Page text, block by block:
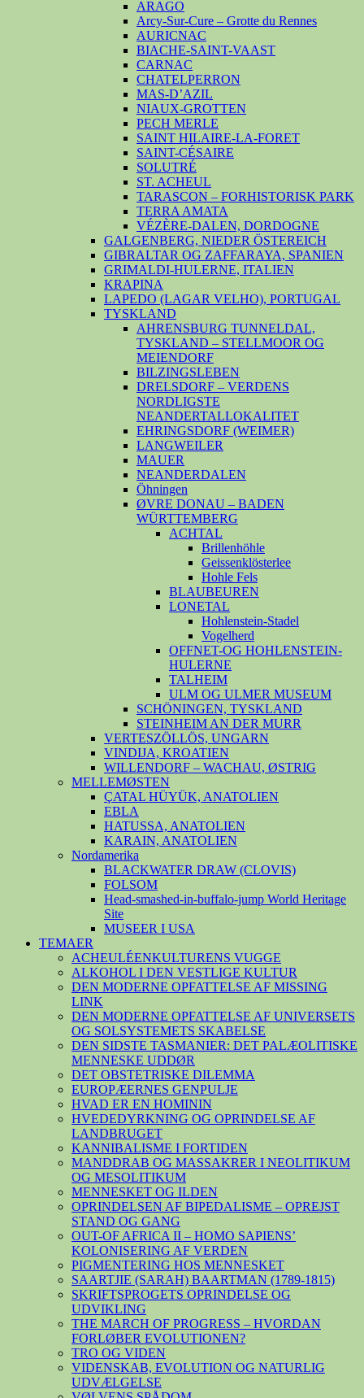
ARAGO
Arcy-Sur-Cure – Grotte du Rennes
AURICNAC
BIACHE-SAINT-VAAST
CARNAC
CHATELPERRON
MAS-D’AZIL
NIAUX-GROTTEN
PECH MERLE
SAINT HILAIRE-LA-FORET
SAINT-CÉSAIRE
SOLUTRÉ
ST. ACHEUL
TARASCON – FORHISTORISK PARK
TERRA AMATA
VÉZÈRE-DALEN, DORDOGNE
GALGENBERG, NIEDER ÖSTEREICH
GIBRALTAR OG ZAFFARAYA, SPANIEN
GRIMALDI-HULERNE, ITALIEN
KRAPINA
LAPEDO (LAGAR VELHO), PORTUGAL
TYSKLAND
AHRENSBURG TUNNELDAL,
TYSKLAND – STELLMOOR OG
MEIENDORF
BILZINGSLEBEN
DRELSDORF – VERDENS
NORDLIGSTE
NEANDERTALLOKALITET
EHRINGSDORF (WEIMER)
LANGWEILER
MAUER
NEANDERDALEN
Öhningen
ØVRE DONAU – BADEN
WÜRTTEMBERG
ACHTAL
Brillenhöhle
Geissenklösterlee
Hohle Fels
BLAUBEUREN
LONETAL
Hohlenstein-Stadel
Vogelherd
OFFNET-OG HOHLENSTEIN-
HULERNE
TALHEIM
ULM OG ULMER MUSEUM
SCHÖNINGEN, TYSKLAND
STEINHEIM AN DER MURR
VERTESZÖLLÖS, UNGARN
VINDIJA, KROATIEN
WILLENDORF – WACHAU, ØSTRIG
MELLEMØSTEN
ÇATAL HÜYÜK, ANATOLIEN
EBLA
HATUSSA, ANATOLIEN
KARAIN, ANATOLIEN
Nordamerika
BLACKWATER DRAW (CLOVIS)
FOLSOM
Head-smashed-in-buffalo-jump World Heritage
Site
MUSEER I USA
TEMAER
ACHEULÉENKULTURENS VUGGE
ALKOHOL I DEN VESTLIGE KULTUR
DEN MODERNE OPFATTELSE AF MISSING
LINK
DEN MODERNE OPFATTELSE AF UNIVERSETS
OG SOLSYSTEMETS SKABELSE
DEN SIDSTE TASMANIER: DET PALÆOLITISKE
MENNESKE UDDØR
DET OBSTETRISKE DILEMMA
EUROPÆERNES GENPULJE
HVAD ER EN HOMININ
HVEDEDYRKNING OG OPRINDELSE AF
LANDBRUGET
KANNIBALISME I FORTIDEN
MANDDRAB OG MASSAKRER I NEOLITIKUM
OG MESOLITIKUM
MENNESKET OG ILDEN
OPRINDELSEN AF BIPEDALISME – OPREJST
STAND OG GANG
OUT-OF AFRICA II – HOMO SAPIENS’
KOLONISERING AF VERDEN
PIGMENTERING HOS MENNESKET
SAARTJIE (SARAH) BAARTMAN (1789-1815)
SKRIFTSPROGETS OPRINDELSE OG
UDVIKLING
THE MARCH OF PROGRESS – HVORDAN
FORLØBER EVOLUTIONEN?
TRO OG VIDEN
VIDENSKAB, EVOLUTION OG NATURLIG
UDVÆLGELSE